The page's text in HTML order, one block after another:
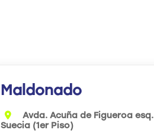
Maldonado
Avda. Acuña de Figueroa esq.
Suecia (1er Piso)